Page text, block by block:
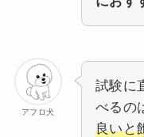
アフロ犬
試験に
べるの
良いと